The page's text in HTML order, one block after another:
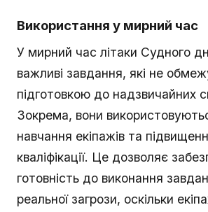
Використання у мирний час
У мирний час літаки Судного
важливі завдання, які не
підготовкою до надзвичайних
Зокрема, вони
навчання екіпажів та
кваліфікації. Це дозволяє
готовність до виконання
реальної загрози, оскільки